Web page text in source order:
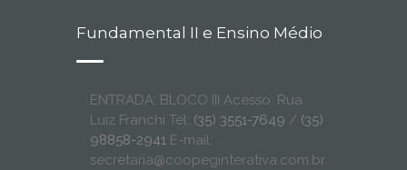
Fundamental II e Ensino Médio
ENTRADA: BLOCO III Acesso: Rua
Luiz Franchi Tel: (35) 3551-7649 / (35)
98858-2941 E-mail:
secretaria@coopeginterativa.com.br